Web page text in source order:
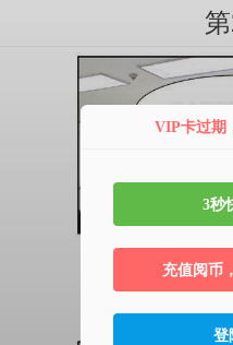
VIP卡过期
3秒
充值阅币
登